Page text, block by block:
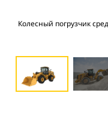
Колесный погрузчик